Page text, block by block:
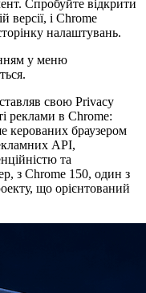
Спробуйте відкрити
версії, і Chrome
налаштувань.
у меню
свою Privacy
реклами в Chrome:
керованих браузером
API,
та
з Chrome 150, один з
що орієнтований